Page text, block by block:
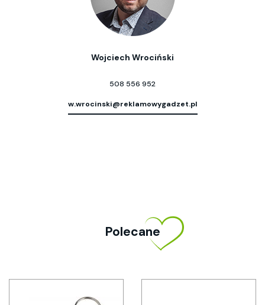
Wojciech Wrociński
508 556 952
w.wrocinski@reklamowygadzet.pl
Polecane